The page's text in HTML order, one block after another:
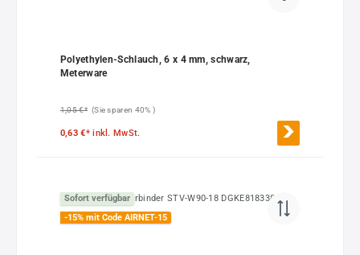
Polyethylen-Schlauch, 6 x 4 mm, schwarz,
Meterware
1,05 €* (Sie sparen 40% )
0,63 €*inkl. MwSt.
Sofort verfügbar
-15% mit Code AIRNET-15